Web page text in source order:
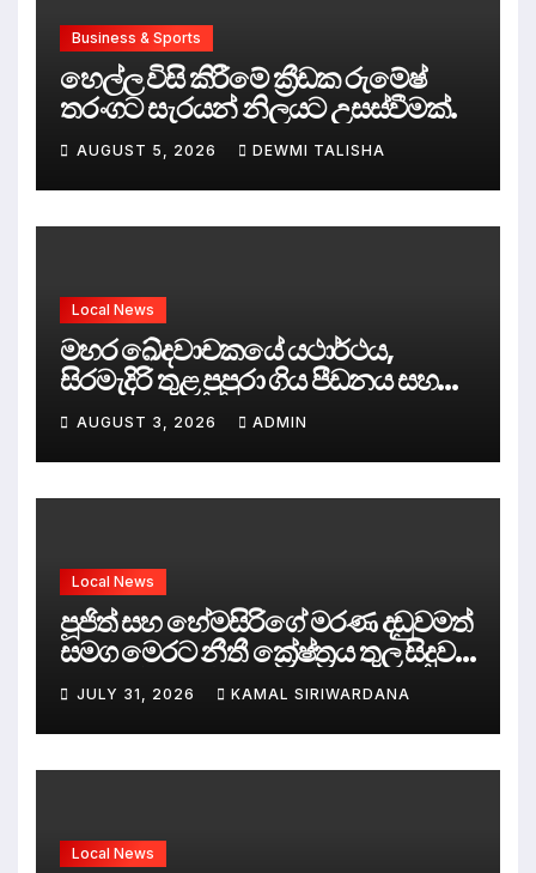
Business & Sports
හෙල්ල විසි කිරීමේ ක්‍රීඩක රුමේෂ්
තරංගට සැරයන් නිලයට උසස්වීමක්.
AUGUST 5, 2026 DEWMI TALISHA
Local News
මහර ඛේදවාචකයේ යථාර්ථය,
සිරමැදිරි තුළ පුපුරා ගිය පීඩනය සහ
පලිගැනීමේ දේශපාලනය
AUGUST 3, 2026 ADMIN
Local News
පූජිත් සහ හේමසිරිගේ මරණ දඩුවමත්
සමග මෙරට නීතී ක්‍රේෂ්ත්‍රය තුල සිදුව
ඇත්තේ කුමක්ද ?
JULY 31, 2026 KAMAL SIRIWARDANA
Local News